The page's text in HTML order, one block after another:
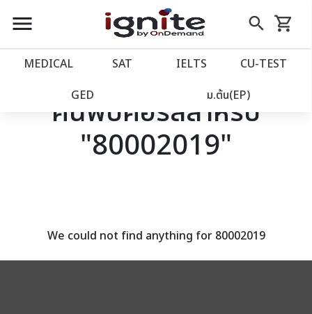
close
account_balance หน้าแรก
เว็บไซต์อิกไนท์
โปรโมชั่น
assignment ลงทะเบียน
menu search
Skip
to
shopping_cart
รถเข็น
MEDICAL SAT IELTS CU‑TEST
GED ม.ต้น(EP)
ค้นพบคอร์สสำหรับ
"80002019"
We could not find anything for 80002019